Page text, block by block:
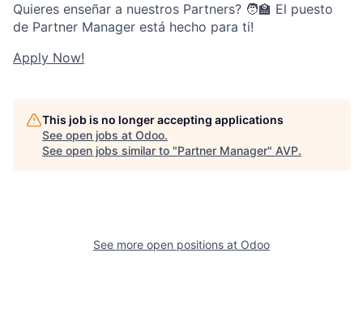
Quieres enseñar a nuestros Partners? 🧑🏫 El puesto
de Partner Manager está hecho para ti!
Apply Now!
This job is no longer accepting applications
See open jobs at Odoo.
See open jobs similar to "Partner Manager" AVP.
See more open positions at Odoo